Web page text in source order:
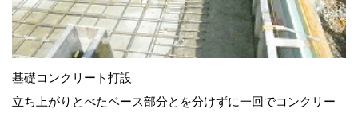
基礎コンクリート打設
立ち上がりとべたベース部分とを分けずに一回でコンクリー